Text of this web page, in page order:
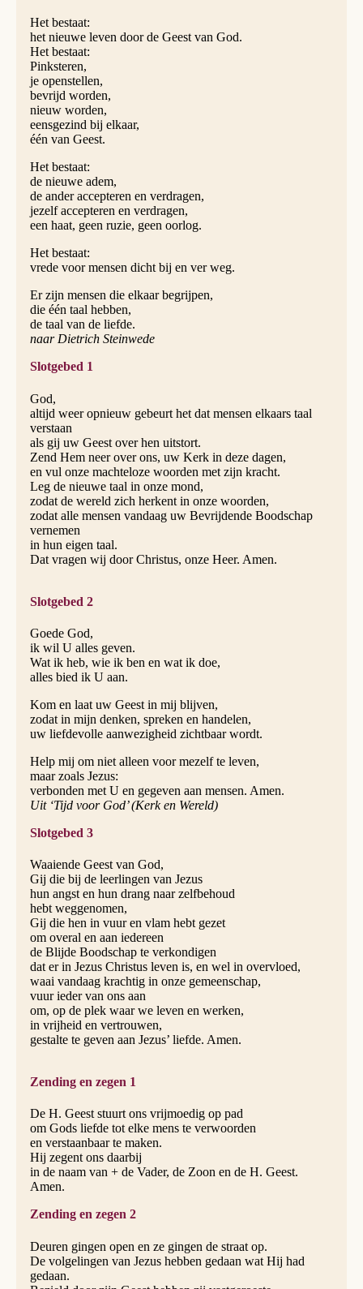
Het bestaat:
het nieuwe leven door de Geest van God.
Het bestaat:
Pinksteren,
je openstellen,
bevrijd worden,
nieuw worden,
eensgezind bij elkaar,
één van Geest.
Het bestaat:
de nieuwe adem,
de ander accepteren en verdragen,
jezelf accepteren en verdragen,
een haat, geen ruzie, geen oorlog.
Het bestaat:
vrede voor mensen dicht bij en ver weg.
Er zijn mensen die elkaar begrijpen,
die één taal hebben,
de taal van de liefde.
naar Dietrich Steinwede
Slotgebed 1
God,
altijd weer opnieuw gebeurt het dat mensen elkaars taal
verstaan
als gij uw Geest over hen uitstort.
Zend Hem neer over ons, uw Kerk in deze dagen,
en vul onze machteloze woorden met zijn kracht.
Leg de nieuwe taal in onze mond,
zodat de wereld zich herkent in onze woorden,
zodat alle mensen vandaag uw Bevrijdende Boodschap
vernemen
in hun eigen taal.
Dat vragen wij door Christus, onze Heer. Amen.
Slotgebed 2
Goede God,
ik wil U alles geven.
Wat ik heb, wie ik ben en wat ik doe,
alles bied ik U aan.
Kom en laat uw Geest in mij blijven,
zodat in mijn denken, spreken en handelen,
uw liefdevolle aanwezigheid zichtbaar wordt.
Help mij om niet alleen voor mezelf te leven,
maar zoals Jezus:
verbonden met U en gegeven aan mensen. Amen.
Uit ‘Tijd voor God’ (Kerk en Wereld)
Slotgebed 3
Waaiende Geest van God,
Gij die bij de leerlingen van Jezus
hun angst en hun drang naar zelfbehoud
hebt weggenomen,
Gij die hen in vuur en vlam hebt gezet
om overal en aan iedereen
de Blijde Boodschap te verkondigen
dat er in Jezus Christus leven is, en wel in overvloed,
waai vandaag krachtig in onze gemeenschap,
vuur ieder van ons aan
om, op de plek waar we leven en werken,
in vrijheid en vertrouwen,
gestalte te geven aan Jezus’ liefde. Amen.
Zending en zegen 1
De H. Geest stuurt ons vrijmoedig op pad
om Gods liefde tot elke mens te verwoorden
en verstaanbaar te maken.
Hij zegent ons daarbij
in de naam van + de Vader, de Zoon en de H. Geest.
Amen.
Zending en zegen 2
Deuren gingen open en ze gingen de straat op.
De volgelingen van Jezus hebben gedaan wat Hij had
gedaan.